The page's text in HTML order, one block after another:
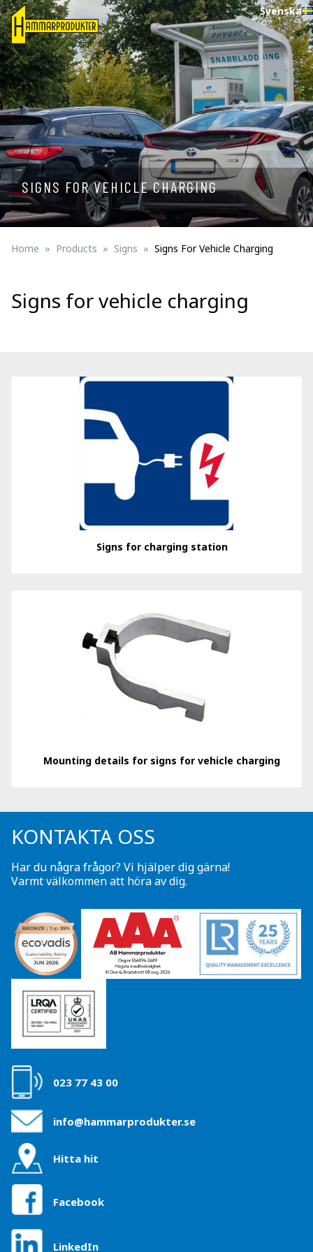
Svenska
SIGNS FOR VEHICLE CHARGING
Home Products Signs Signs For Vehicle Charging
Signs for vehicle charging
Signs for charging station
Mounting details for signs for vehicle charging
KONTAKTA OSS
Har du några frågor? Vi hjälper dig gärna!
Varmt välkommen att höra av dig.
023 77 43 00
info@hammarprodukter.se
Hitta hit
Facebook
LinkedIn